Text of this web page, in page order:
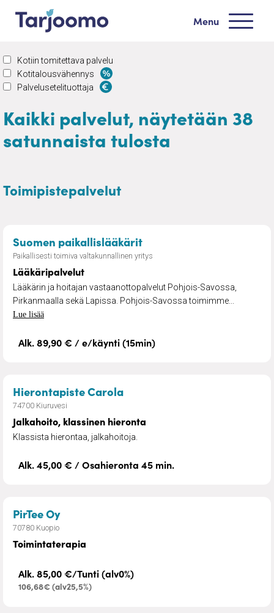
Siirry sisältöön
Menu
Kotiin tomitettava palvelu
Kotitalousvähennys
Palvelusetelituottaja
Kaikki palvelut, näytetään 38
satunnaista tulosta
Toimipistepalvelut
Suomen paikallislääkärit– Lääkäripalvelut
Paikallisesti toimiva valtakunnallinen yritys
Lääkäripalvelut
Lääkärin ja hoitajan vastaanottopalvelut Pohjois-Savossa,
Pirkanmaalla sekä Lapissa. Pohjois-Savossa toimimme...
Lue lisää
Alk. 89,90 € / e/käynti (15min)
Hierontapiste Carola– Jalkahoito, klassinen
74700 Kiuruvesi
Jalkahoito, klassinen hieronta
Klassista hierontaa, jalkahoitoja.
Alk. 45,00 € / Osahieronta 45 min.
PirTee Oy– Toimintaterapia
70780 Kuopio
Toimintaterapia
Alk. 85,00 €/Tunti (alv0%)
106,68€ (alv25,5%)